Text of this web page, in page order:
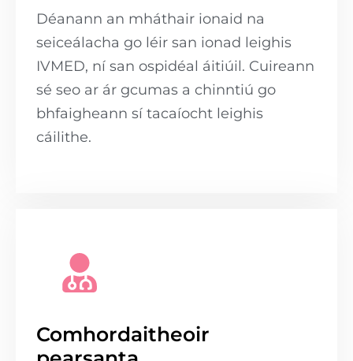
Déanann an mháthair ionaid na
seiceálacha go léir san ionad leighis
IVMED, ní san ospidéal áitiúil. Cuireann
sé seo ar ár gcumas a chinntiú go
bhfaigheann sí tacaíocht leighis
cáilithe.
Comhordaitheoir